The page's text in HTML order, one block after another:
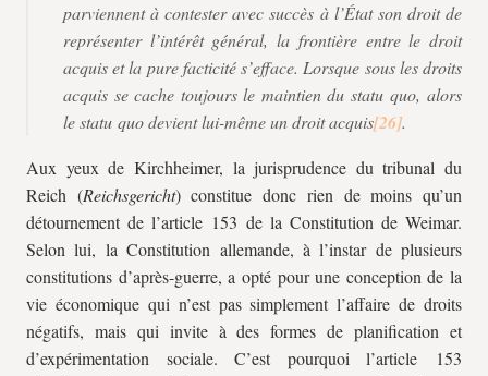
parviennent à contester avec succès à l’État son droit de
représenter l’intérêt général, la frontière entre le droit
acquis et la pure facticité s’efface. Lorsque sous les droits
acquis se cache toujours le maintien du statu quo, alors
le statu quo devient lui-même un droit acquis
.
Aux yeux de Kirchheimer, la jurisprudence du tribunal du
Reich (Reichsgericht) constitue donc rien de moins qu’un
détournement de l’article 153 de la Constitution de Weimar.
Selon lui, la Constitution allemande, à l’instar de plusieurs
constitutions d’après-guerre, a opté pour une conception de la
vie économique qui n’est pas simplement l’affaire de droits
négatifs, mais qui invite à des formes de planification et
d’expérimentation sociale. C’est pourquoi l’article 153